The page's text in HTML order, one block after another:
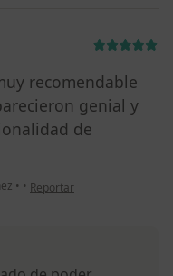
recomendable
genial y
de
• • en opinión del usuario Oliver
Reportar